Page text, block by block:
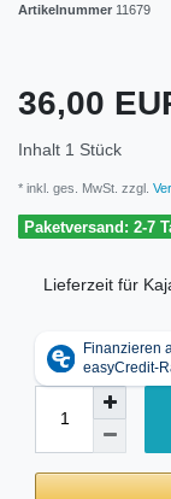
Artikelnummer 11679
36,00
Inhalt 1 Stück
* inkl. ges. MwSt. zzgl.
Paketversand: 2-7
Lieferzeit für